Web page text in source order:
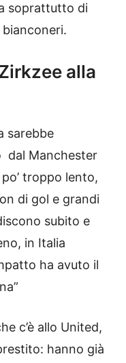
soprattutto di
alla
sarebbe
dal Manchester
troppo lento,
di gol e grandi
subito e
in Italia
ha avuto il
c’è allo United,
hanno già